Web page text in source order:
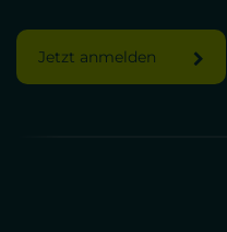
Jetzt anmelden